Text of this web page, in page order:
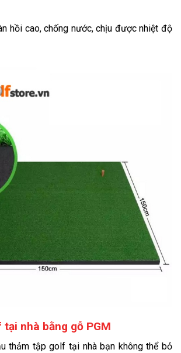
hồi cao, chống nước, chịu được nhiệt độ
nhà bằng gỗ PGM
thảm tập golf tại nhà bạn không thể bỏ